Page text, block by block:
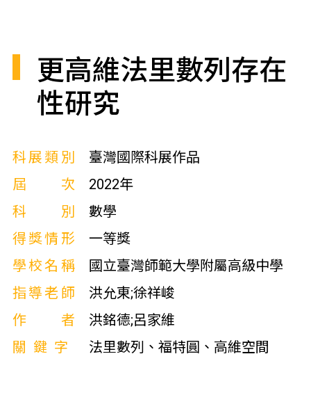
更高維法里數列存在
性研究
科展類別
臺灣國際科展作品
屆次
2022年
科別
數學
得獎情形
一等獎
學校名稱
國立臺灣師範大學附屬高級中學
指導老師
洪允東;徐祥峻
作者
洪銘德;呂家維
關鍵字
法里數列、福特圓、高維空間